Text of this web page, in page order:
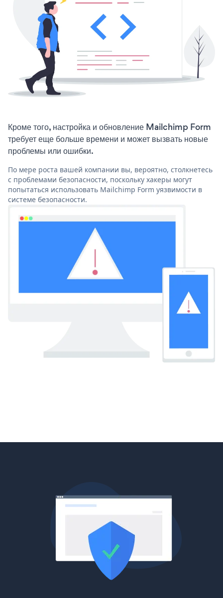
Кроме того, настройка и обновление Mailchimp Form
требует еще больше времени и может вызвать новые
проблемы или ошибки.
По мере роста вашей компании вы, вероятно, столкнетесь
с проблемами безопасности, поскольку хакеры могут
попытаться использовать Mailchimp Form уязвимости в
системе безопасности.